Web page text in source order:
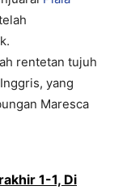
rentetan tujuh
yang
Maresca
1-1, Di